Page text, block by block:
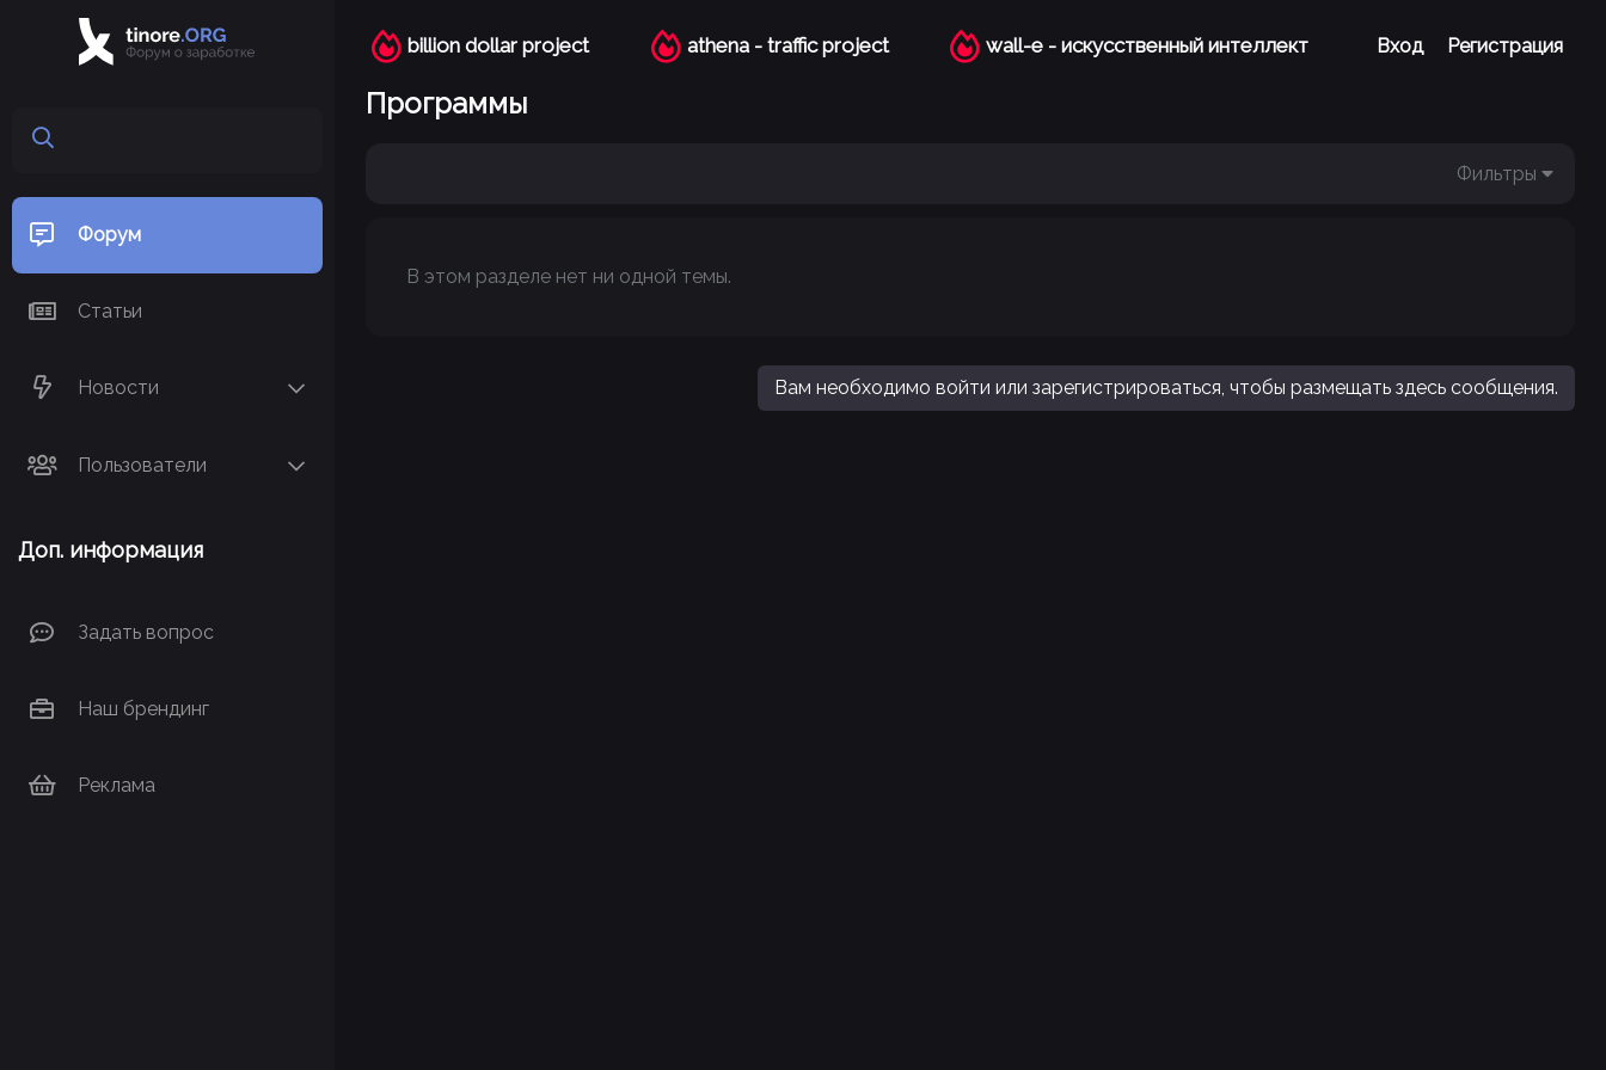
Форум
Статьи
Новости
Пользователи
Доп. информация
Задать вопрос
Наш брендинг
Реклама
billion dollar project athena - traffic project wall-e - искусственный интеллект Вход Регистрация
Программы
Фильтры
В этом разделе нет ни одной темы.
Вам необходимо войти или зарегистрироваться, чтобы размещать здесь сообщения.